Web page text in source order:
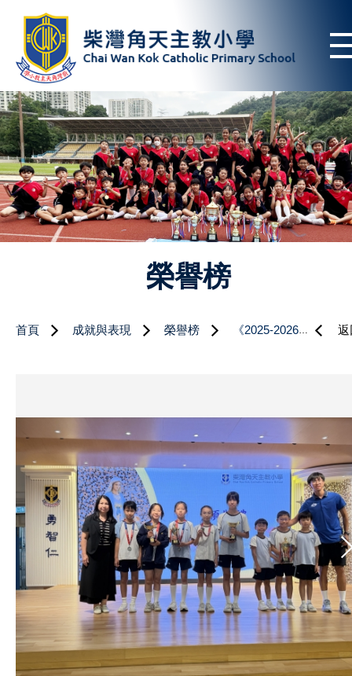
榮譽榜
首頁 成就與表現 榮譽榜 《2025-2026年度學界體育聯會荃灣區球類及游泳比賽周年頒獎禮》 返